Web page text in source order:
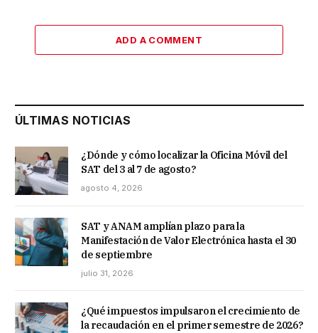
ADD A COMMENT
ÚLTIMAS NOTICIAS
¿Dónde y cómo localizar la Oficina Móvil del
SAT del 3 al 7 de agosto?
agosto 4, 2026
SAT y ANAM amplían plazo para la
Manifestación de Valor Electrónica hasta el 30
de septiembre
julio 31, 2026
¿Qué impuestos impulsaron el crecimiento de
la recaudación en el primer semestre de 2026?